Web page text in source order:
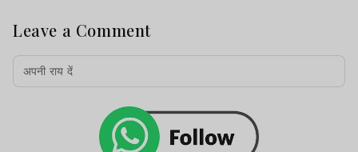
Leave a Comment